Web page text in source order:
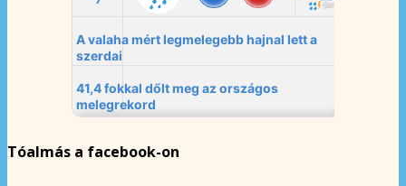
Tóalmás a facebook-on